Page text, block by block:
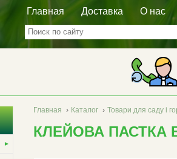
Главная Доставка О нас
Главная › Каталог › Товари для саду і
КЛЕЙОВА ПАСТКА